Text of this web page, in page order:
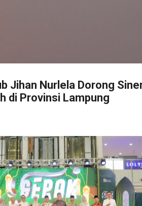
Jihan Nurlela Dorong
di Provinsi Lampung